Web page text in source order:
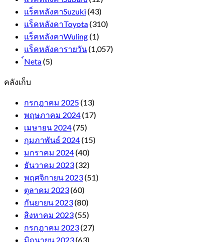
แร็คหลังคาSuzuki(43)
แร็คหลังคาToyota(310)
แร็คหลังคาWuling(1)
แร็คหลังคารายวัน(1,057)
์Neta(5)
คลังเก็บ
กรกฎาคม 2025(13)
พฤษภาคม 2024(17)
เมษายน 2024(75)
กุมภาพันธ์ 2024(15)
มกราคม 2024(40)
ธันวาคม 2023(32)
พฤศจิกายน 2023(51)
ตุลาคม 2023(60)
กันยายน 2023(80)
สิงหาคม 2023(55)
กรกฎาคม 2023(27)
มิถุนายน 2023(63)